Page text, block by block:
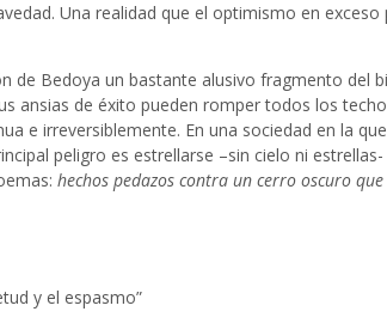
Una realidad que el optimismo en
de Bedoya un bastante alusivo fragmento
ansias de éxito pueden romper todos los
e irreversiblemente. En una sociedad en la
peligro es estrellarse –sin cielo ni
hechos pedazos contra un cerro oscuro
y el espasmo”